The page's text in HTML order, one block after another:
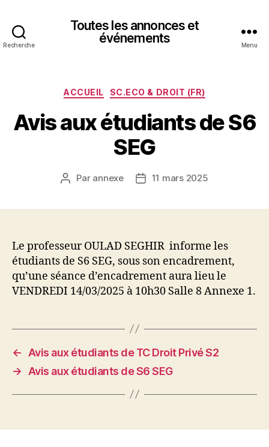
Recherche
Toutes les annonces et
événements
Menu
Catégories
ACCUEIL SC.ECO & DROIT (FR)
Avis aux étudiants de S6
SEG
Auteur
Par annexe
Date11 mars 2025
Le professeur OULAD SEGHIR informe les
étudiants de S6 SEG, sous son encadrement,
qu’une séance d’encadrement aura lieu le
VENDREDI 14/03/2025 à 10h30 Salle 8 Annexe 1.
←
Avis aux étudiants de TC Droit Privé S2
→
Avis aux étudiants de S6 SEG